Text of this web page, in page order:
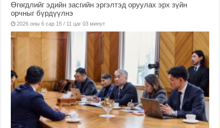
Өгөгдлийг эдийн засгийн эргэлтэд оруулах эрх зүйн
орчныг бүрдүүлнэ
2026 оны 6 сар 15 / 11 цаг 03 минут